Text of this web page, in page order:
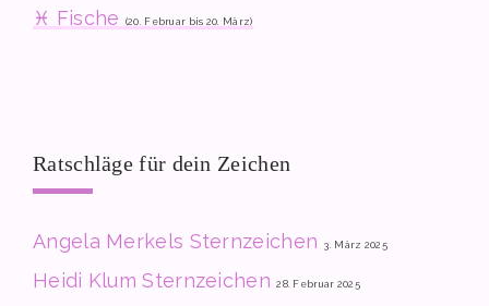
♓ Fische (20. Februar bis 20. März)
Ratschläge für dein Zeichen
Angela Merkels Sternzeichen 3. März 2025
Heidi Klum Sternzeichen 28. Februar 2025